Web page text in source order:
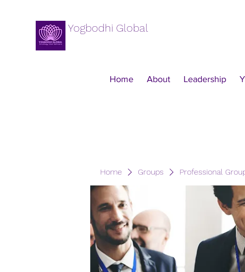
Yogbodhi Global
Home About Leadership
Home Groups Professional